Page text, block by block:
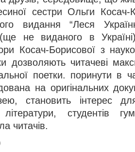
сестри Ольги Косач-
видання “Леся
(ще не виданого в
Косач-Борисової з
дозволяють читачеві
поетки. поринути в
на оригінальних
становить інтерес
літератури, студентів
читачів.